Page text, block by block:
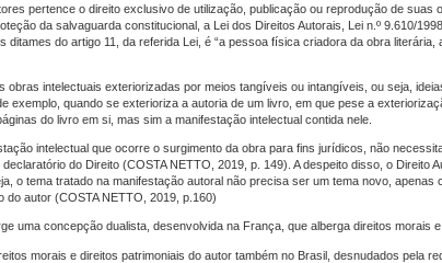
pertence o direito exclusivo de utilização, publicação ou reprodução de
da salvaguarda constitucional, a Lei dos Direitos Autorais, Lei n.º 9.610/
ditames do artigo 11, da referida Lei, é “a pessoa física criadora da obra
obras intelectuais exteriorizadas por meios tangíveis ou intangíveis, ou seja,
exemplo, quando se exterioriza a autoria de um livro, em que pese a
do livro em si, mas sim a manifestação intelectual contida nele.
intelectual que ocorre o surgimento da obra para fins jurídicos, não
do Direito (COSTA NETTO, 2019, p. 149). A despeito disso, o Direito
o tema tratado na manifestação autoral não precisa ser um tema novo, apenas
autor (COSTA NETTO, 2019, p.160)
uma concepção dualista, desenvolvida na França, que alberga direitos morais
morais e direitos patrimoniais do autor também no Brasil, desnudados pela